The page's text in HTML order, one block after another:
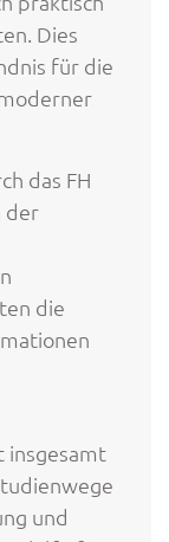
Dies
für die
das FH
der
die
insgesamt
und